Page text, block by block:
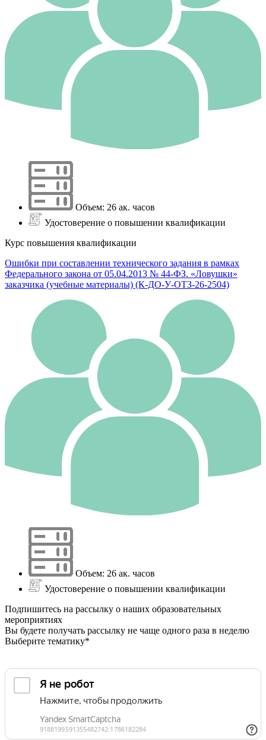
Объем: 26 ак. часов
Удостоверение о повышении квалификации
Курс повышения квалификации
Ошибки при составлении технического задания в рамках
Федерального закона от 05.04.2013 № 44-ФЗ. «Ловушки»
заказчика (учебные материалы) (К-ДО-У-ОТЗ-26-2504)
Объем: 26 ак. часов
Удостоверение о повышении квалификации
Подпишитесь на рассылку о наших образовательных
мероприятиях
Вы будете получать рассылку не чаще одного раза в неделю
Выберите тематику*